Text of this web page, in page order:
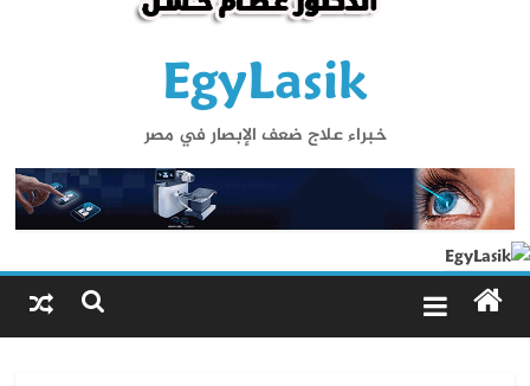
EgyLasik
خبراء علاج ضعف الإبصار في مصر